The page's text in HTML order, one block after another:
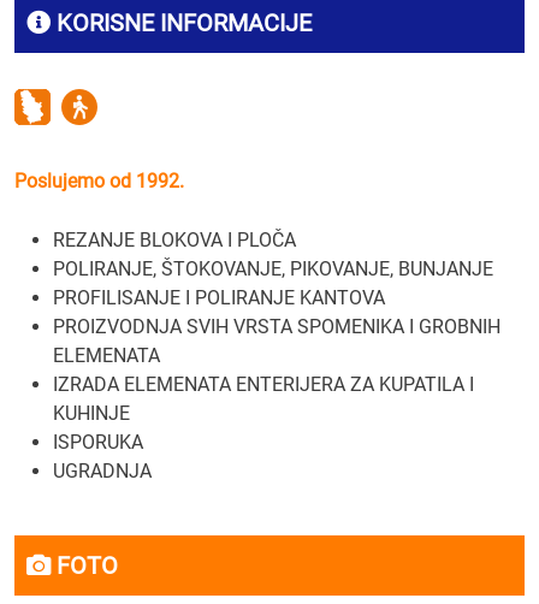
KORISNE INFORMACIJE
Poslujemo od 1992.
REZANJE BLOKOVA I PLOČA
POLIRANJE, ŠTOKOVANJE, PIKOVANJE, BUNJANJE
PROFILISANJE I POLIRANJE KANTOVA
PROIZVODNJA SVIH VRSTA SPOMENIKA I GROBNIH
ELEMENATA
IZRADA ELEMENATA ENTERIJERA ZA KUPATILA I
KUHINJE
ISPORUKA
UGRADNJA
FOTO